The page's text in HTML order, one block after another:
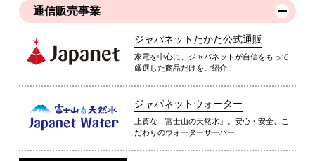
通信販売事業
ジャパネットたかた公式通販
家電を中心に、ジャパネットが自信をもって
厳選した商品だけをご紹介！
ジャパネットウォーター
上質な「富士山の天然水」。安心・安全、こ
だわりのウォーターサーバー